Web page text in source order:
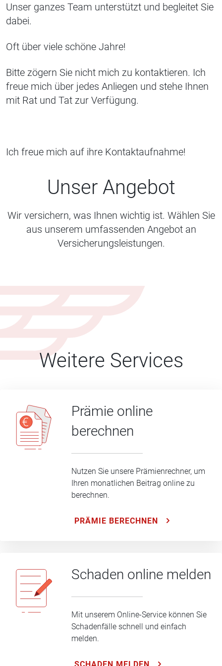
Unser ganzes Team unterstützt und begleitet Sie
dabei.
Oft über viele schöne Jahre!
Bitte zögern Sie nicht mich zu kontaktieren. Ich
freue mich über jedes Anliegen und stehe Ihnen
mit Rat und Tat zur Verfügung.
Ich freue mich auf ihre Kontaktaufnahme!
Unser Angebot
Wir versichern, was Ihnen wichtig ist. Wählen Sie
aus unserem umfassenden Angebot an
Versicherungsleistungen.
Weitere Services
Prämie online
berechnen
Nutzen Sie unsere Prämienrechner, um
Ihren monatlichen Beitrag online zu
berechnen.
PRÄMIE BERECHNEN
Schaden online melden
Mit unserem Online-Service können Sie
Schadenfälle schnell und einfach
melden.